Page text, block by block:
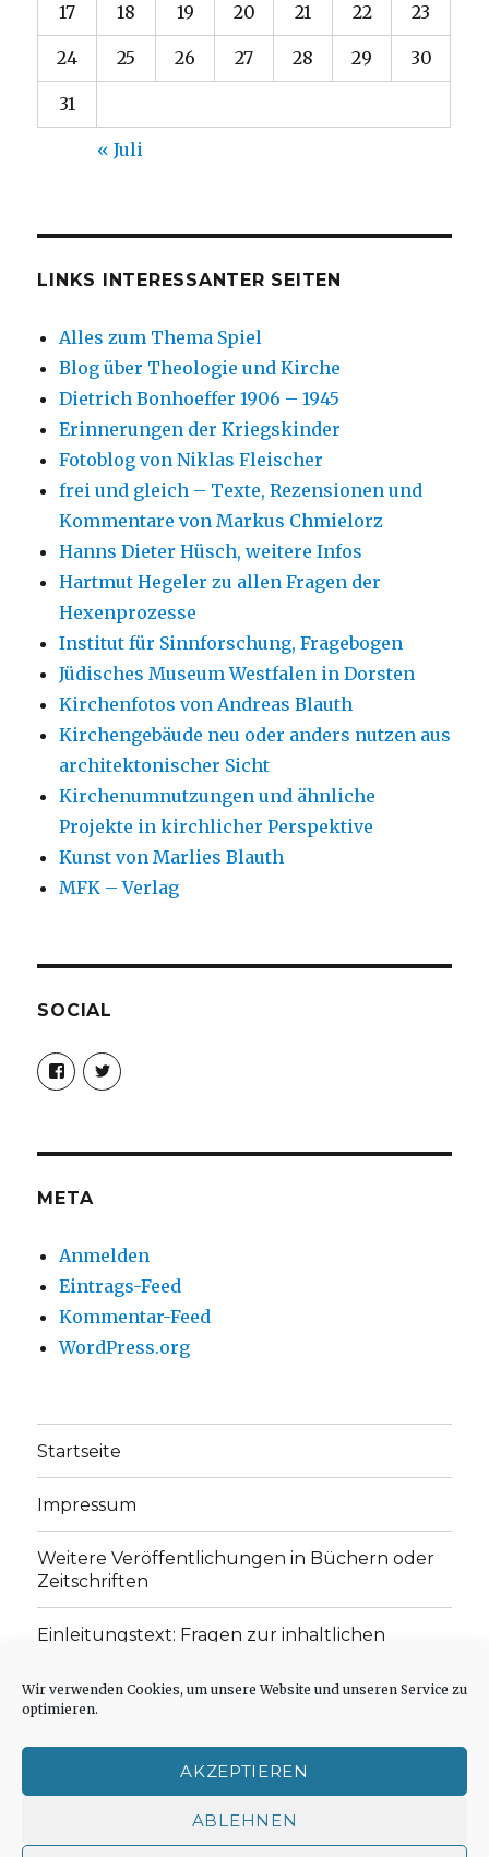
Wir verwenden Cookies, um unsere Website und unseren Service zu
optimieren.
AKZEPTIEREN
ABLEHNEN
17 18 19 20 21 22 23
24 25 26 27 28 29 30
31
« Juli
LINKS INTERESSANTER SEITEN
Alles zum Thema Spiel
Blog über Theologie und Kirche
Dietrich Bonhoeffer 1906 – 1945
Erinnerungen der Kriegskinder
Fotoblog von Niklas Fleischer
frei und gleich – Texte, Rezensionen und
Kommentare von Markus Chmielorz
Hanns Dieter Hüsch, weitere Infos
Hartmut Hegeler zu allen Fragen der
Hexenprozesse
Institut für Sinnforschung, Fragebogen
Jüdisches Museum Westfalen in Dorsten
Kirchenfotos von Andreas Blauth
Kirchengebäude neu oder anders nutzen aus
architektonischer Sicht
Kirchenumnutzungen und ähnliche
Projekte in kirchlicher Perspektive
Kunst von Marlies Blauth
MFK – Verlag
SOCIAL
Profil
von
christoph.fleischer1
anzeigen
Profil
von
anzeigen
META
Anmelden
Eintrags-Feed
Kommentar-Feed
WordPress.org
Startseite
Impressum
Weitere Veröffentlichungen in Büchern oder
Zeitschriften
Einleitungstext: Fragen zur inhaltlichen
„schwachen Glaubens“
Cookie-Richtlinie (EU)